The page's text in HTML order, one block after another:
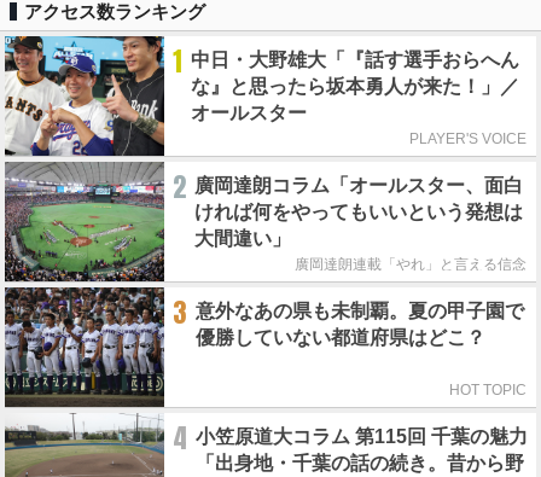
アクセス数ランキング
1 中日・大野雄大「『話す選手おらへん
な』と思ったら坂本勇人が来た！」／
オールスター
PLAYER'S VOICE
2 廣岡達朗コラム「オールスター、面白
ければ何をやってもいいという発想は
大間違い」
廣岡達朗連載「やれ」と言える信念
3 意外なあの県も未制覇。夏の甲子園で
優勝していない都道府県はどこ？
HOT TOPIC
4 小笠原道大コラム 第115回 千葉の魅力
「出身地・千葉の話の続き。昔から野